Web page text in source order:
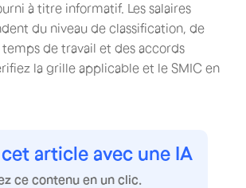
à titre informatif. Les salaires
du niveau de classification, de
de travail et des accords
la grille applicable et le SMIC en
article avec une IA
ce contenu en un clic.